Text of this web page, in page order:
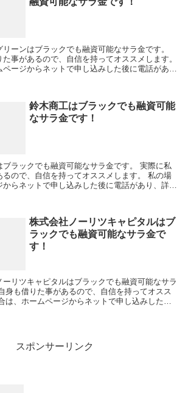
ーンはブラックでも融資可能なサラ金です。
事があるので、自信を持ってオススメします。
ージからネットで申し込みした後に電話があ
鈴木商工はブラックでも融資可能
なサラ金です！
ブラックでも融資可能なサラ金です。 実際に私
るので、自信を持ってオススメします。 私の場
らネットで申し込みした後に電話があり、詳細
株式会社ノーリツキャピタルはブ
ラックでも融資可能なサラ金で
す！
リツキャピタルはブラックでも融資可能なサラ
身も借りた事があるので、自信を持ってオスス
は、ホームページからネットで申し込みした後
スポンサーリンク